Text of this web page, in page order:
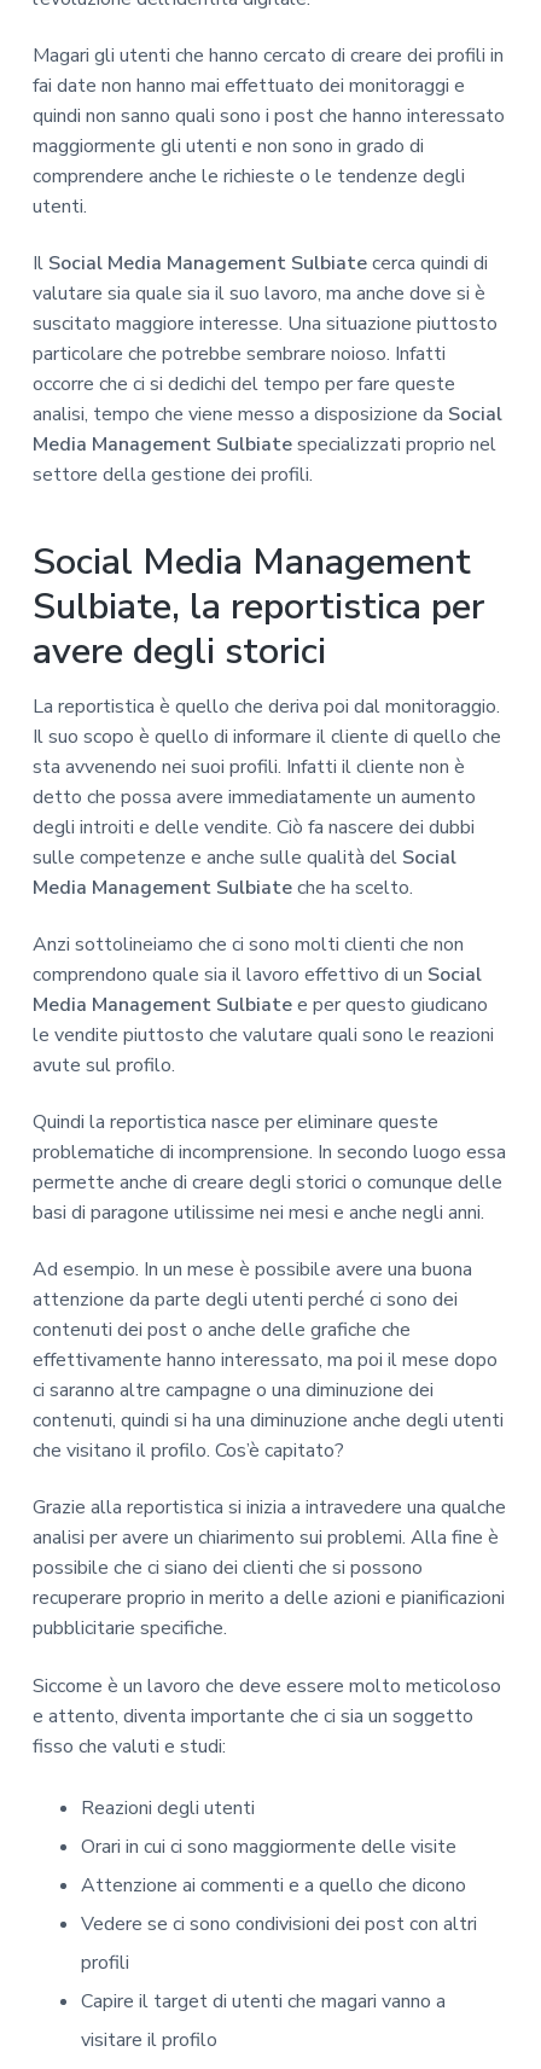
Magari gli utenti che hanno cercato di creare dei profili in
fai date non hanno mai effettuato dei monitoraggi e
quindi non sanno quali sono i post che hanno interessato
maggiormente gli utenti e non sono in grado di
comprendere anche le richieste o le tendenze degli
utenti.
Il Social Media Management Sulbiatecerca quindi di
valutare sia quale sia il suo lavoro, ma anche dove si è
suscitato maggiore interesse. Una situazione piuttosto
particolare che potrebbe sembrare noioso. Infatti
occorre che ci si dedichi del tempo per fare queste
analisi, tempo che viene messo a disposizione da Social
Media Management Sulbiatespecializzati proprio nel
settore della gestione dei profili.
Social Media Management
Sulbiate, la reportistica per
avere degli storici
La reportistica è quello che deriva poi dal monitoraggio.
Il suo scopo è quello di informare il cliente di quello che
sta avvenendo nei suoi profili. Infatti il cliente non è
detto che possa avere immediatamente un aumento
degli introiti e delle vendite. Ciò fa nascere dei dubbi
sulle competenze e anche sulle qualità del Social
Media Management Sulbiateche ha scelto.
Anzi sottolineiamo che ci sono molti clienti che non
comprendono quale sia il lavoro effettivo di un Social
Media Management Sulbiatee per questo giudicano
le vendite piuttosto che valutare quali sono le reazioni
avute sul profilo.
Quindi la reportistica nasce per eliminare queste
problematiche di incomprensione. In secondo luogo essa
permette anche di creare degli storici o comunque delle
basi di paragone utilissime nei mesi e anche negli anni.
Ad esempio. In un mese è possibile avere una buona
attenzione da parte degli utenti perché ci sono dei
contenuti dei post o anche delle grafiche che
effettivamente hanno interessato, ma poi il mese dopo
ci saranno altre campagne o una diminuzione dei
contenuti, quindi si ha una diminuzione anche degli utenti
che visitano il profilo. Cos’è capitato?
Grazie alla reportistica si inizia a intravedere una qualche
analisi per avere un chiarimento sui problemi. Alla fine è
possibile che ci siano dei clienti che si possono
recuperare proprio in merito a delle azioni e pianificazioni
pubblicitarie specifiche.
Siccome è un lavoro che deve essere molto meticoloso
e attento, diventa importante che ci sia un soggetto
fisso che valuti e studi:
Reazioni degli utenti
Orari in cui ci sono maggiormente delle visite
Attenzione ai commenti e a quello che dicono
Vedere se ci sono condivisioni dei post con altri
profili
Capire il target di utenti che magari vanno a
visitare il profilo